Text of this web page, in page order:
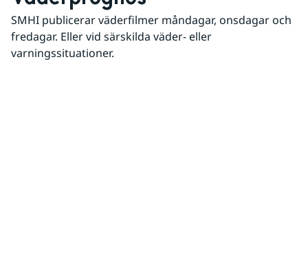
SMHI publicerar väderfilmer måndagar, onsdagar och
fredagar. Eller vid särskilda väder- eller
varningssituationer.